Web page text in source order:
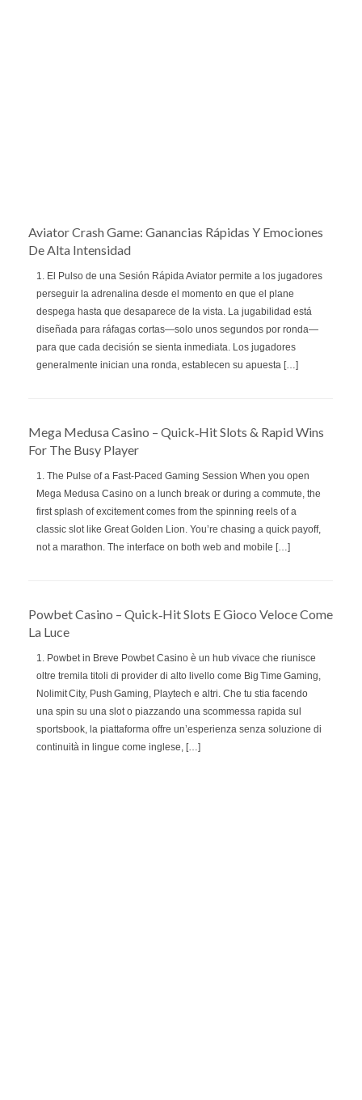
Aviator Crash Game: Ganancias Rápidas Y Emociones
De Alta Intensidad
1. El Pulso de una Sesión Rápida Aviator permite a los jugadores
perseguir la adrenalina desde el momento en que el plane
despega hasta que desaparece de la vista. La jugabilidad está
diseñada para ráfagas cortas—solo unos segundos por ronda—
para que cada decisión se sienta inmediata. Los jugadores
generalmente inician una ronda, establecen su apuesta […]
Mega Medusa Casino – Quick‑Hit Slots & Rapid Wins
For The Busy Player
1. The Pulse of a Fast‑Paced Gaming Session When you open
Mega Medusa Casino on a lunch break or during a commute, the
first splash of excitement comes from the spinning reels of a
classic slot like Great Golden Lion. You’re chasing a quick payoff,
not a marathon. The interface on both web and mobile […]
Powbet Casino – Quick‑Hit Slots E Gioco Veloce Come
La Luce
1. Powbet in Breve Powbet Casino è un hub vivace che riunisce
oltre tremila titoli di provider di alto livello come Big Time Gaming,
Nolimit City, Push Gaming, Playtech e altri. Che tu stia facendo
una spin su una slot o piazzando una scommessa rapida sul
sportsbook, la piattaforma offre un’esperienza senza soluzione di
continuità in lingue come inglese, […]